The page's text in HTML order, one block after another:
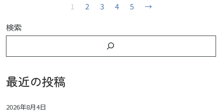
1 2 3 4 5 →
検索
最近の投稿
2026年8月4日